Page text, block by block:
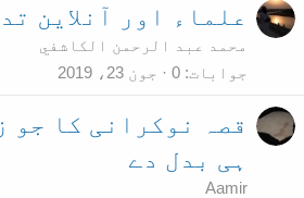
علماء اور آنلاین
محمد عبد الرحمن الكاشفي
جوابات 0 جون 23، 2019
قصہ نوکرانی کا جو
ہی بدل دے
Aamir